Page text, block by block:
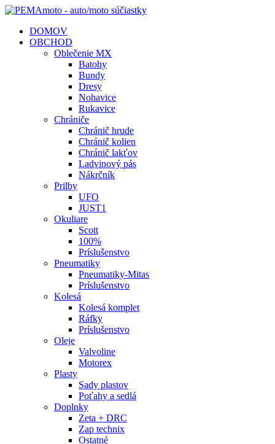
DOMOV
OBCHOD
Oblečenie MX
Batohy
Bundy
Dresy
Nohavice
Rukavice
Chrániče
Chránič hrude
Chránič kolien
Chránič lakťov
Ladvinový pás
Nákrčník
Prilby
UFO
JUST1
Okuliare
Scott
100%
Príslušenstvo
Pneumatiky
Pneumatiky-Mitas
Príslušenstvo
Kolesá
Kolesá komplet
Ráfky
Príslušenstvo
Oleje
Valvoline
Motorex
Plasty
Sady plastov
Poťahy a sedlá
Doplnky
Zeta + DRC
Zap technix
Ostatné